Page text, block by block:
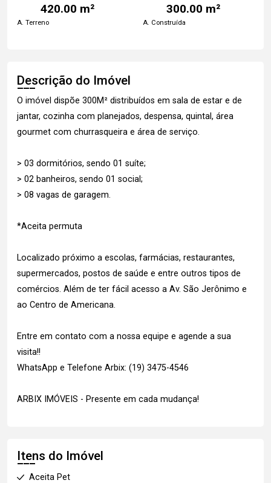
420.00 m²
A. Terreno
300.00 m²
A. Construída
Descrição do Imóvel
O imóvel dispõe 300M² distribuídos em sala de estar e de
jantar, cozinha com planejados, despensa, quintal, área
gourmet com churrasqueira e área de serviço.
> 03 dormitórios, sendo 01 suíte;
> 02 banheiros, sendo 01 social;
> 08 vagas de garagem.
*Aceita permuta
Localizado próximo a escolas, farmácias, restaurantes,
supermercados, postos de saúde e entre outros tipos de
comércios. Além de ter fácil acesso a Av. São Jerônimo e
ao Centro de Americana.
Entre em contato com a nossa equipe e agende a sua
visita!!
WhatsApp e Telefone Arbix: (19) 3475-4546
ARBIX IMÓVEIS - Presente em cada mudança!
Itens do Imóvel
Aceita Pet